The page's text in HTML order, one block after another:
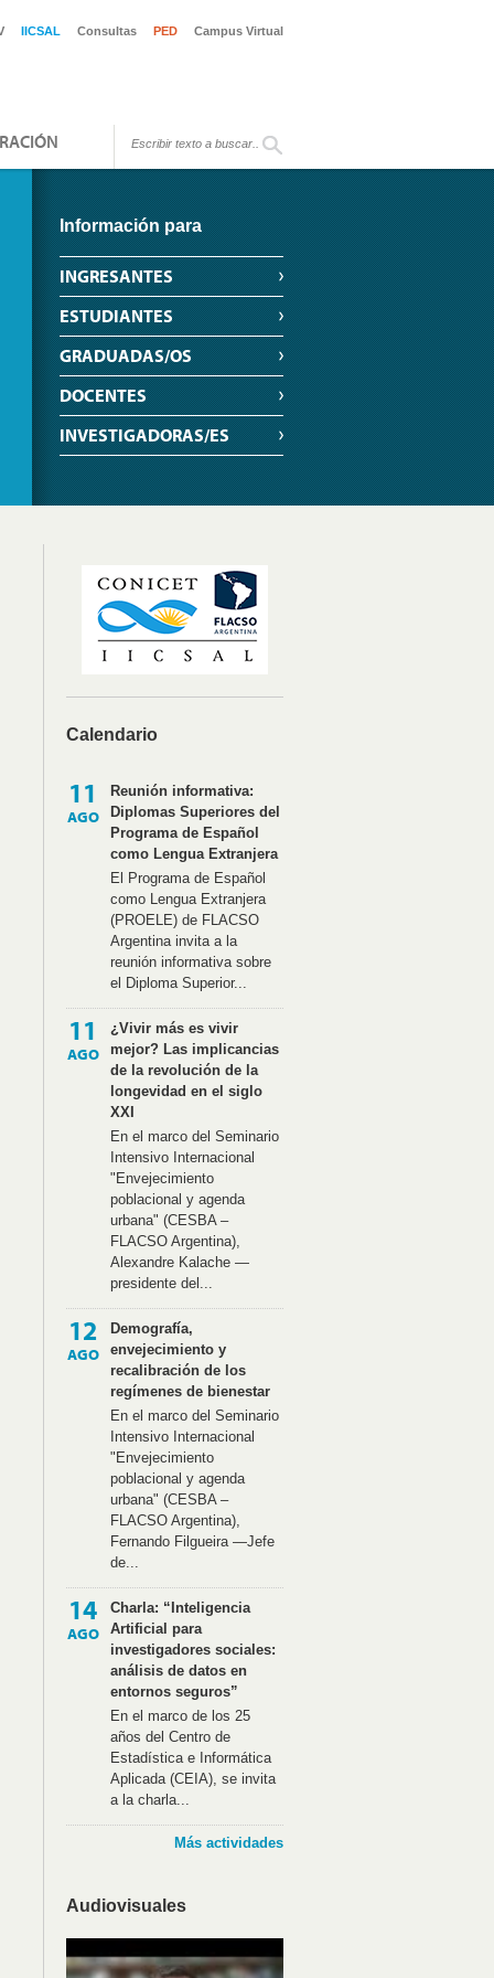
IICSAL Consultas PED Campus Virtual
Información para
INGRESANTES
ESTUDIANTES
GRADUADAS/OS
DOCENTES
INVESTIGADORAS/ES
Calendario
11
AGO
Reunión informativa:
Diplomas Superiores del
Programa de Español
como Lengua Extranjera
El Programa de Español
como Lengua Extranjera
(PROELE) de FLACSO
Argentina invita a la
reunión informativa sobre
el Diploma Superior...
11
AGO
¿Vivir más es vivir
mejor? Las implicancias
de la revolución de la
longevidad en el siglo
XXI
En el marco del Seminario
Intensivo Internacional
"Envejecimiento
poblacional y agenda
urbana" (CESBA –
FLACSO Argentina),
Alexandre Kalache —
presidente del...
12
AGO
Demografía,
envejecimiento y
recalibración de los
regímenes de bienestar
En el marco del Seminario
Intensivo Internacional
"Envejecimiento
poblacional y agenda
urbana" (CESBA –
FLACSO Argentina),
Fernando Filgueira —Jefe
de...
14
AGO
Charla: “Inteligencia
Artificial para
investigadores sociales:
análisis de datos en
entornos seguros”
En el marco de los 25
años del Centro de
Estadística e Informática
Aplicada (CEIA), se invita
a la charla...
Más actividades
Audiovisuales